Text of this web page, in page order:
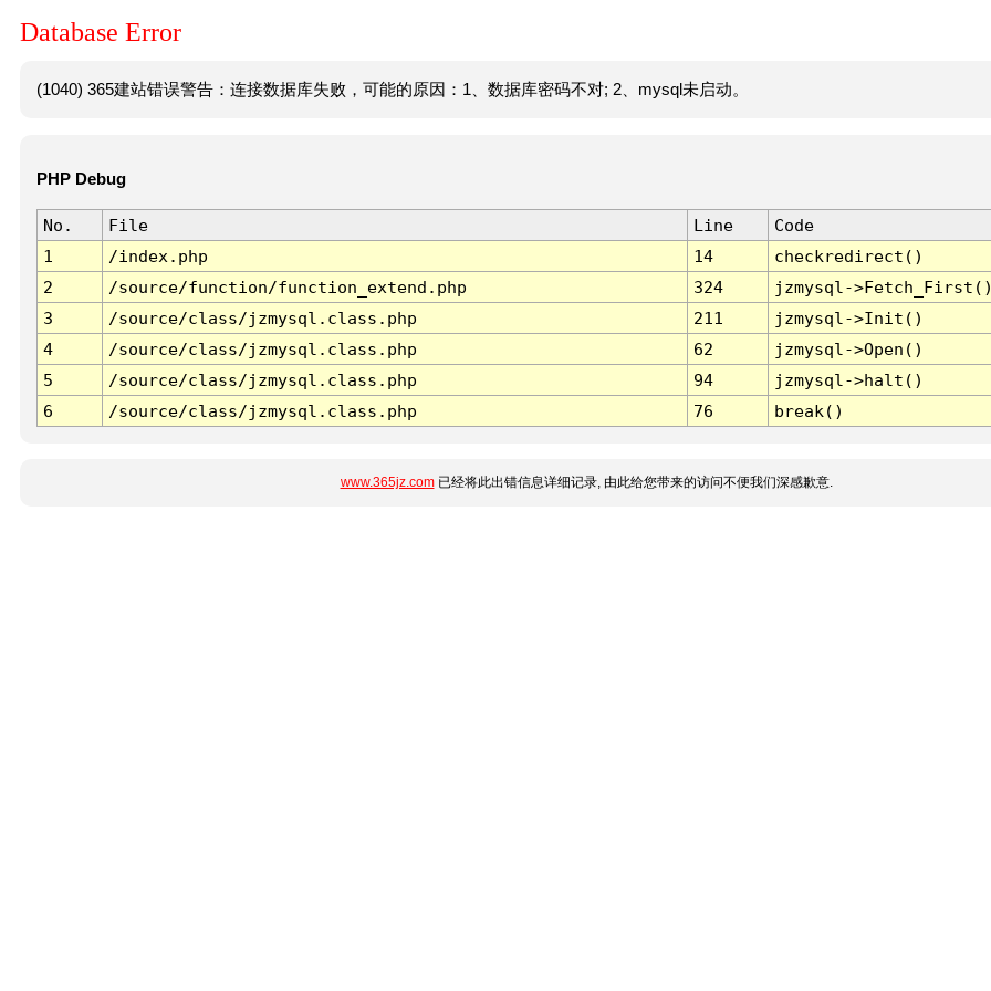
Database Error
(1040) 365建站错误警告：连接数据库失败，可能的原因：1、数据库密码不对; 2、mysql未启动。
PHP Debug
No. File Line
Code
1
/index.php 14
checkredirect()
2
/source/function/function_extend.php 324
jzmysql-
3
/source/class/jzmysql.class.php 211
jzmysql->Init()
4
/source/class/jzmysql.class.php 62
jzmysql->Open()
5
/source/class/jzmysql.class.php 94
jzmysql->halt()
6
/source/class/jzmysql.class.php 76 break()
www.365jz.com已经将此出错信息详细记录, 由此给您带来的访问不便我们深感歉意.